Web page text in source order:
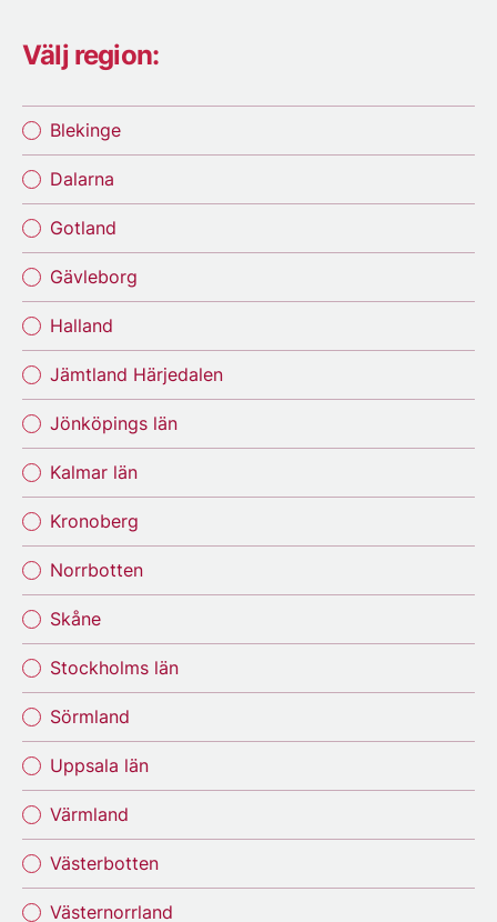
Välj region:
Blekinge
Dalarna
Gotland
Gävleborg
Halland
Jämtland Härjedalen
Jönköpings län
Kalmar län
Kronoberg
Norrbotten
Skåne
Stockholms län
Sörmland
Uppsala län
Värmland
Västerbotten
Västernorrland